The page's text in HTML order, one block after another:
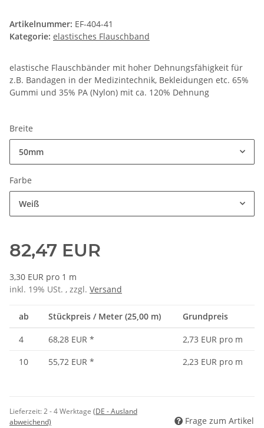
Artikelnummer: EF-404-41
Kategorie: elastisches Flauschband
elastische Flauschbänder mit hoher Dehnungsfähigkeit für
z.B. Bandagen in der Medizintechnik, Bekleidungen etc. 65%
Gummi und 35% PA (Nylon) mit ca. 120% Dehnung
Breite
50mm
Farbe
Weiß
82,47 EUR
3,30 EUR pro 1 m
inkl. 19% USt. , zzgl. Versand
ab Stückpreis / Meter (25,00 m) Grundpreis
4 68,28 EUR *
2,73 EUR pro m
10
55,72 EUR * 2,23 EUR pro m
Lieferzeit:2 - 4 Werktage (DE - Ausland
abweichend)
Frage zum Artikel